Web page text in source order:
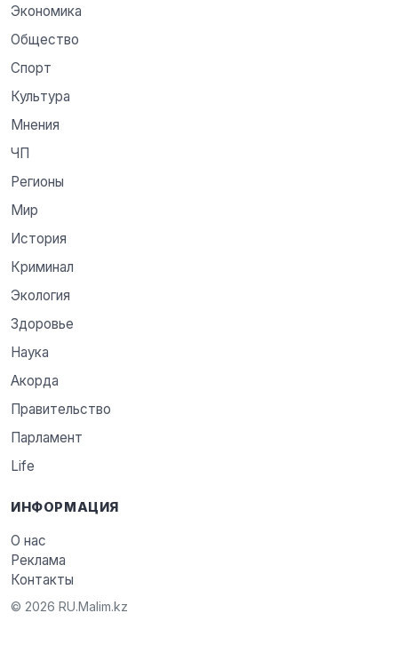
Экономика
Общество
Спорт
Культура
Мнения
ЧП
Регионы
Мир
История
Криминал
Экология
Здоровье
Наука
Акорда
Правительство
Парламент
Life
ИНФОРМАЦИЯ
О нас
Реклама
Контакты
© 2026 RU.Malim.kz